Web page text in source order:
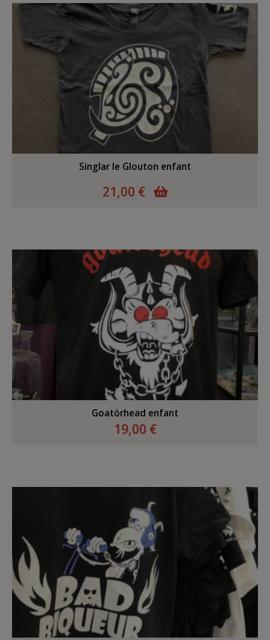
Singlar le Glouton enfant
21,00 €
Goatörhead enfant
19,00 €